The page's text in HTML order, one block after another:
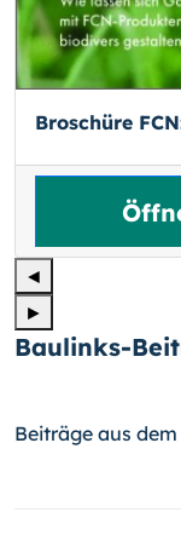
Broschüre
◄
►
Baulinks-
Beiträge aus